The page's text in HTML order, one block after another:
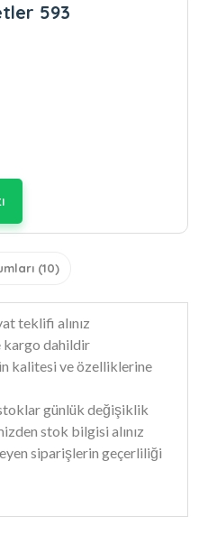
593
(10)
teklifi alınız
kargo dahildir
kalitesi ve özelliklerine
günlük değişiklik
stok bilgisi alınız
siparişlerin geçerliliği